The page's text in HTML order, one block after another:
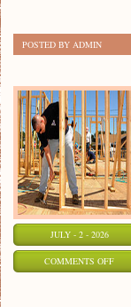
POSTED BY ADMIN
JULY - 2 - 2026
COMMENTS OFFON